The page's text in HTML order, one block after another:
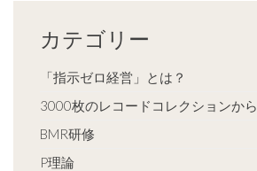
カテゴリー
「指示ゼロ経営」とは？
3000枚のレコードコレクションから
BMR研修
P理論